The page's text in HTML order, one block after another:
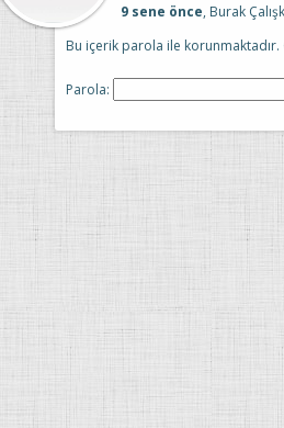
9 sene önce, Burak
Bu içerik parola ile korunmaktadır.
Parola: